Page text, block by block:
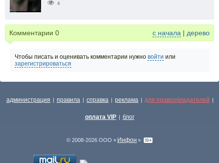
4
Комментарии 0 с начала | дерево
Чтобы писать и оценивать комментарии нужно войти или
зарегистрироваться
администрация | правила | справка | реклама | для правообладателей |
оплата VIP | блог
© 2008-2026 ООО « Инфон »